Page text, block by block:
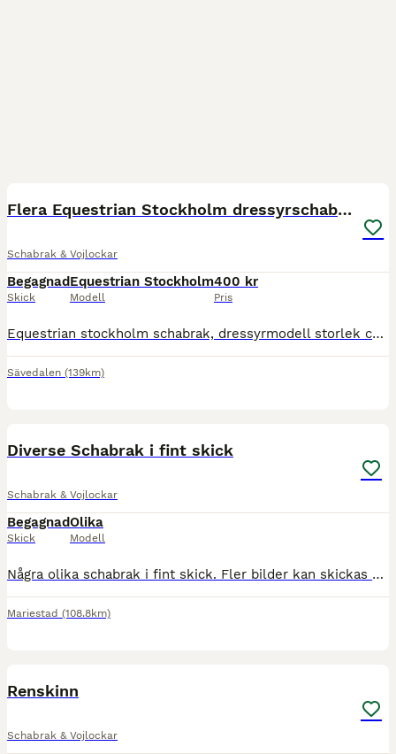
Flera Equestrian Stockholm dressyrschabrak/sett
Schabrak & Vojlockar
Begagnad
Skick
Equestrian Stockholm
Modell
400 kr
Pris
Equestrian stockholm schabrak, dressyrmodell storlek cob säljes. Mycket fint skick, endast det rosa som är ngt färgat av sadeln men detta syns inte vid användning. Har även ytterligare saker inom samm
Sävedalen (139km)
Diverse Schabrak i fint skick
Schabrak & Vojlockar
Begagnad
Skick
Olika
Modell
Några olika schabrak i fint skick. Fler bilder kan skickas om så önskas. Köpare betalar frakt. Finns i Mariestad men kan tas med till Göteborg. Cremevitt: Strl Ponny, Helt oanvänt. 100kr Kornblått:
Mariestad (108.8km)
Renskinn
Schabrak & Vojlockar